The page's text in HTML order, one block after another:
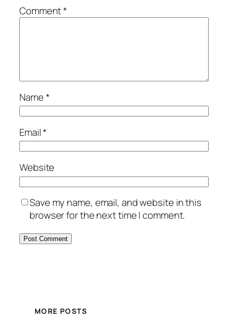
Comment*
Name*
Email*
Website
Save my name, email, and website in this
browser for the next time I comment.
MORE POSTS